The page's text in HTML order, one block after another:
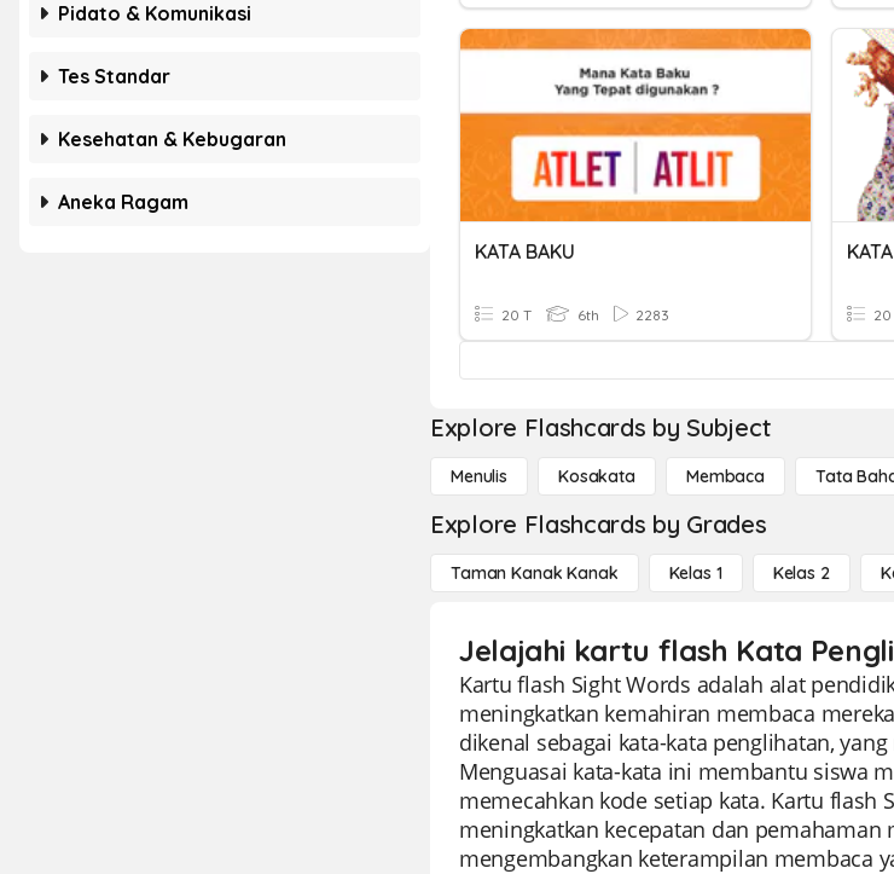
Pidato & Komunikasi
Tes Standar
Kesehatan & Kebugaran
Aneka Ragam
KATA BAKU
20 T 6th 2283 20
Explore Flashcards by Subject
Menulis Kosakata Membaca Tata
Explore Flashcards by Grades
Taman Kanak Kanak Kelas 1 Kelas 2
Jelajahi kartu flash Kata
Kartu flash Sight Words adalah alat
meningkatkan kemahiran membaca
dikenal sebagai kata-kata penglihatan,
Menguasai kata-kata ini membantu siswa
memecahkan kode setiap kata. Kartu flash
meningkatkan kecepatan dan
mengembangkan keterampilan membaca